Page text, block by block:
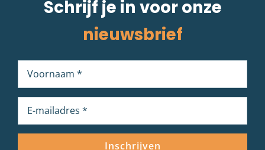
Schrijf je in voor onze
nieuwsbrief